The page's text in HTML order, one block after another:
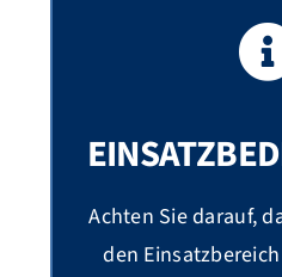
Achten Sie darauf,
den